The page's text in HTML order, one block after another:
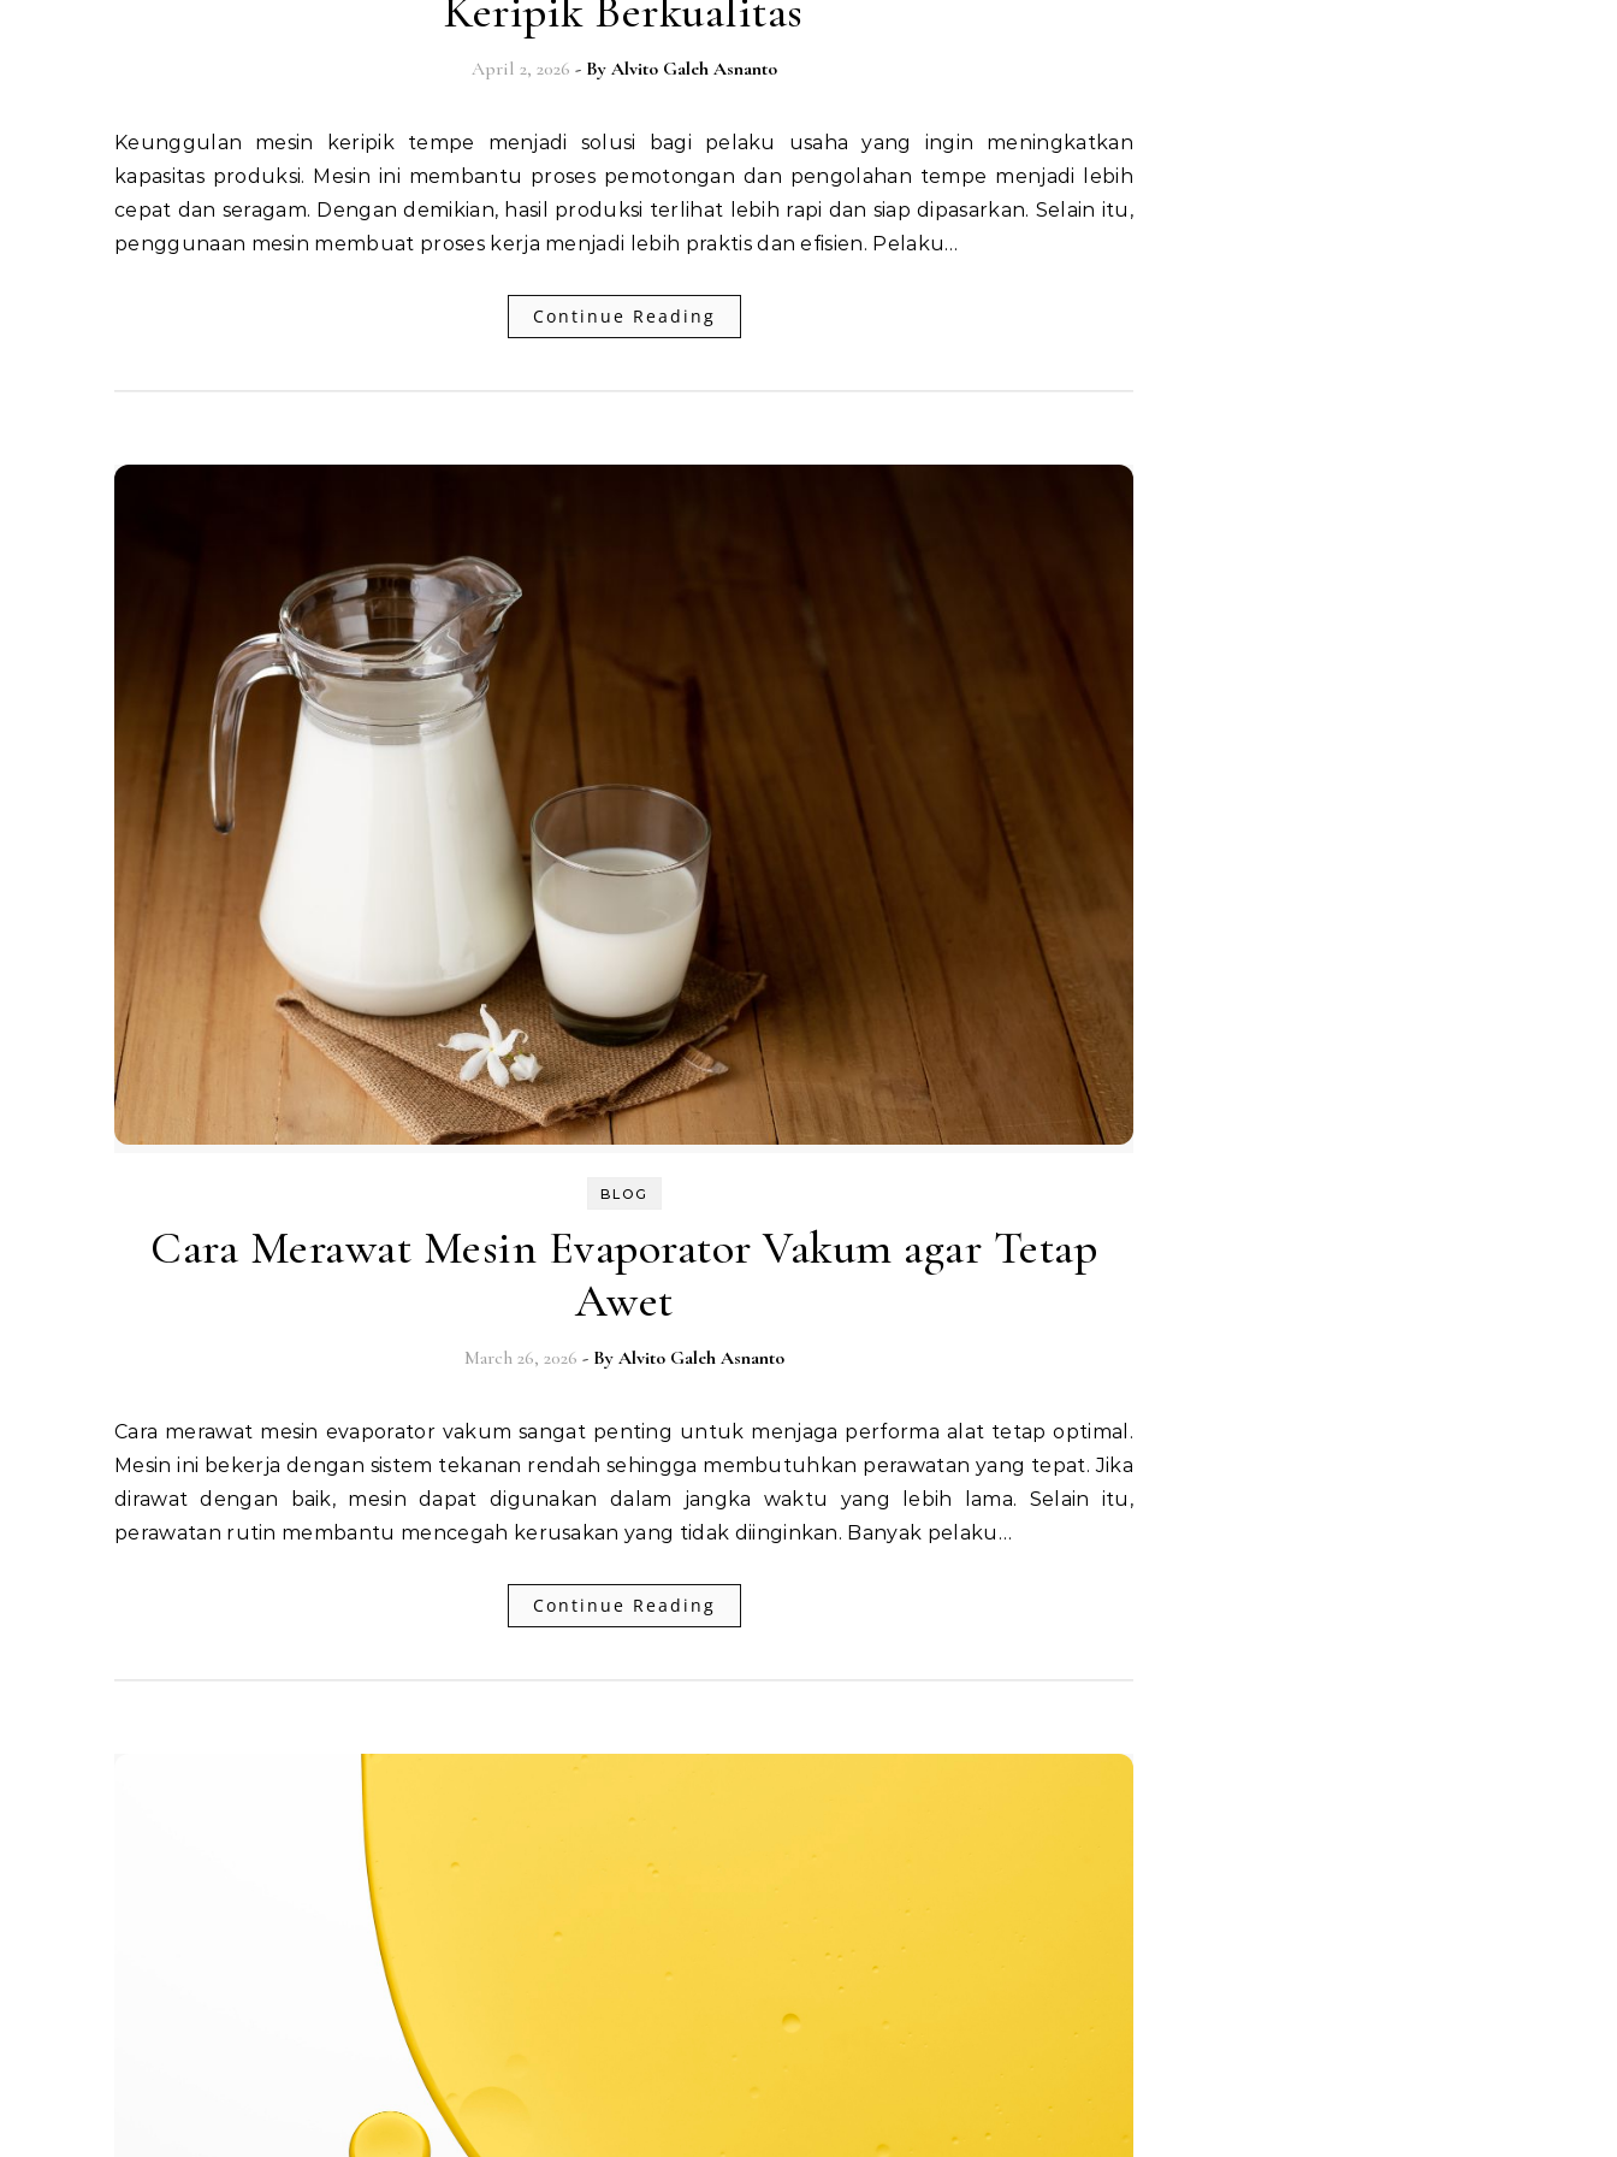
Keripik Berkualitas
April 2, 2026 - By Alvito Galeh Asnanto
Keunggulan mesin keripik tempe menjadi solusi bagi pelaku usaha yang ingin meningkatkan
kapasitas produksi. Mesin ini membantu proses pemotongan dan pengolahan tempe menjadi lebih
cepat dan seragam. Dengan demikian, hasil produksi terlihat lebih rapi dan siap dipasarkan. Selain itu,
penggunaan mesin membuat proses kerja menjadi lebih praktis dan efisien. Pelaku…
Continue Reading
BLOG
Cara Merawat Mesin Evaporator Vakum agar Tetap
Awet
March 26, 2026 - By Alvito Galeh Asnanto
Cara merawat mesin evaporator vakum sangat penting untuk menjaga performa alat tetap optimal.
Mesin ini bekerja dengan sistem tekanan rendah sehingga membutuhkan perawatan yang tepat. Jika
dirawat dengan baik, mesin dapat digunakan dalam jangka waktu yang lebih lama. Selain itu,
perawatan rutin membantu mencegah kerusakan yang tidak diinginkan. Banyak pelaku…
Continue Reading